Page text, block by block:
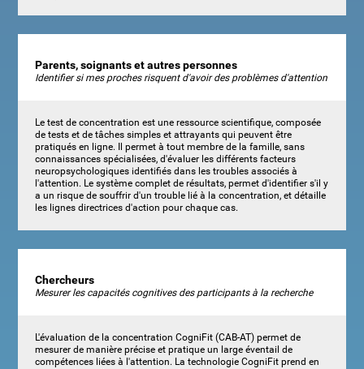
Parents, soignants et autres personnes
Identifier si mes proches risquent d'avoir des problèmes d'attention
Le test de concentration est une ressource scientifique, composée
de tests et de tâches simples et attrayants qui peuvent être
pratiqués en ligne. Il permet à tout membre de la famille, sans
connaissances spécialisées, d'évaluer les différents facteurs
neuropsychologiques identifiés dans les troubles associés à
l'attention. Le système complet de résultats, permet d'identifier s'il y
a un risque de souffrir d'un trouble lié à la concentration, et détaille
les lignes directrices d'action pour chaque cas.
Chercheurs
Mesurer les capacités cognitives des participants à la recherche
L'évaluation de la concentration CogniFit (CAB-AT) permet de
mesurer de manière précise et pratique un large éventail de
compétences liées à l'attention. La technologie CogniFit prend en